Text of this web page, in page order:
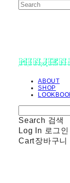
ABOUT
SHOP
Search 검색
Log In 로그인
Cart장바구니